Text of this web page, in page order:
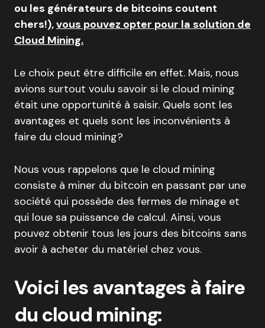
ou les générateurs de bitcoins coutent
chers!),vous pouvez opter pour la solution de
Cloud Mining.
Le choix peut être difficile en effet. Mais, nous
avions surtout voulu savoir si le cloud mining
était une opportunité à saisir. Quels sont les
avantages et quels sont les inconvénients à
faire du cloud mining?
Nous vous rappelons que le cloud mining
consiste à miner du bitcoin en passant par une
société qui possède des fermes de minage et
qui loue sa puissance de calcul. Ainsi, vous
pouvez obtenir tous les jours des bitcoins sans
avoir à acheter du matériel chez vous.
Voici les avantages à faire
du cloud mining: